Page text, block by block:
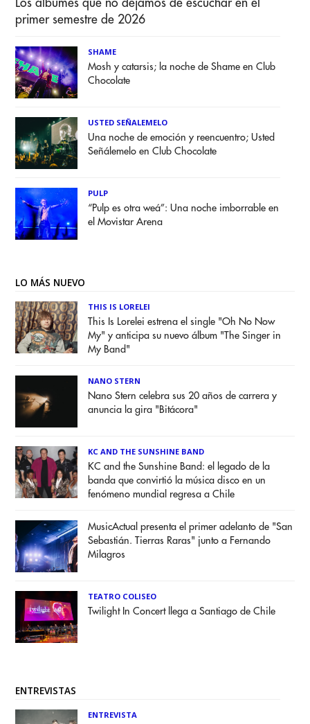
Los álbumes que no dejamos de escuchar en el
primer semestre de 2026
SHAME
Mosh y catarsis; la noche de Shame en Club
Chocolate
USTED SEÑALEMELO
Una noche de emoción y reencuentro; Usted
Señálemelo en Club Chocolate
PULP
“Pulp es otra weá”: Una noche imborrable en
el Movistar Arena
LO MÁS NUEVO
THIS IS LORELEI
This Is Lorelei estrena el single "Oh No Now
My" y anticipa su nuevo álbum "The Singer in
My Band"
NANO STERN
Nano Stern celebra sus 20 años de carrera y
anuncia la gira "Bitácora"
KC AND THE SUNSHINE BAND
KC and the Sunshine Band: el legado de la
banda que convirtió la música disco en un
fenómeno mundial regresa a Chile
MusicActual presenta el primer adelanto de "San
Sebastián. Tierras Raras" junto a Fernando
Milagros
TEATRO COLISEO
Twilight In Concert llega a Santiago de Chile
ENTREVISTAS
ENTREVISTA